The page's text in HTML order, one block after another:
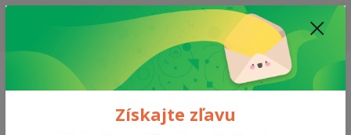
ZĽAVA: VŠETKY VYSTAVENÉ POSTELE ZA 400€ - CENA MATRACU A ROŠTU
PODĽA VÝBERU / DODACIA LEHOTA JE AKTUÁLNE 10-15 PRACOVNÝCH
0908 777 700 Po-So: 10-18 hod.
0
Získajte zľavu